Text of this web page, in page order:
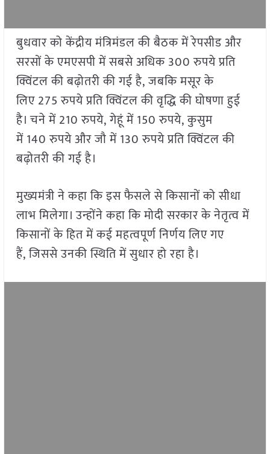
बुधवार को केंद्रीय मंत्रिमंडल की बैठक में रेपसीड और
सरसों के एमएसपी में सबसे अधिक 300 रुपये प्रति
क्विंटल की बढ़ोतरी की गई है, जबकि मसूर के
लिए 275 रुपये प्रति क्विंटल की वृद्धि की घोषणा हुई
है। चने में 210 रुपये, गेहूं में 150 रुपये, कुसुम
में 140 रुपये और जौ में 130 रुपये प्रति क्विंटल की
बढ़ोतरी की गई है।
मुख्यमंत्री ने कहा कि इस फैसले से किसानों को सीधा
लाभ मिलेगा। उन्होंने कहा कि मोदी सरकार के नेतृत्व में
किसानों के हित में कई महत्वपूर्ण निर्णय लिए गए
हैं, जिससे उनकी स्थिति में सुधार हो रहा है।